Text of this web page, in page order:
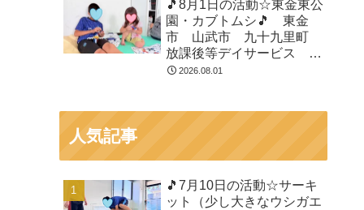
🎵8月1日の活動☆東金東公
園・カブトムシ🎵 東金
市 山武市 九十九里町
放課後等デイサービス 児
童発達支援 運動療育 教
2026.08.01
人気記事
🎵7月10日の活動☆サーキ
ット（少し大きなウシガエ